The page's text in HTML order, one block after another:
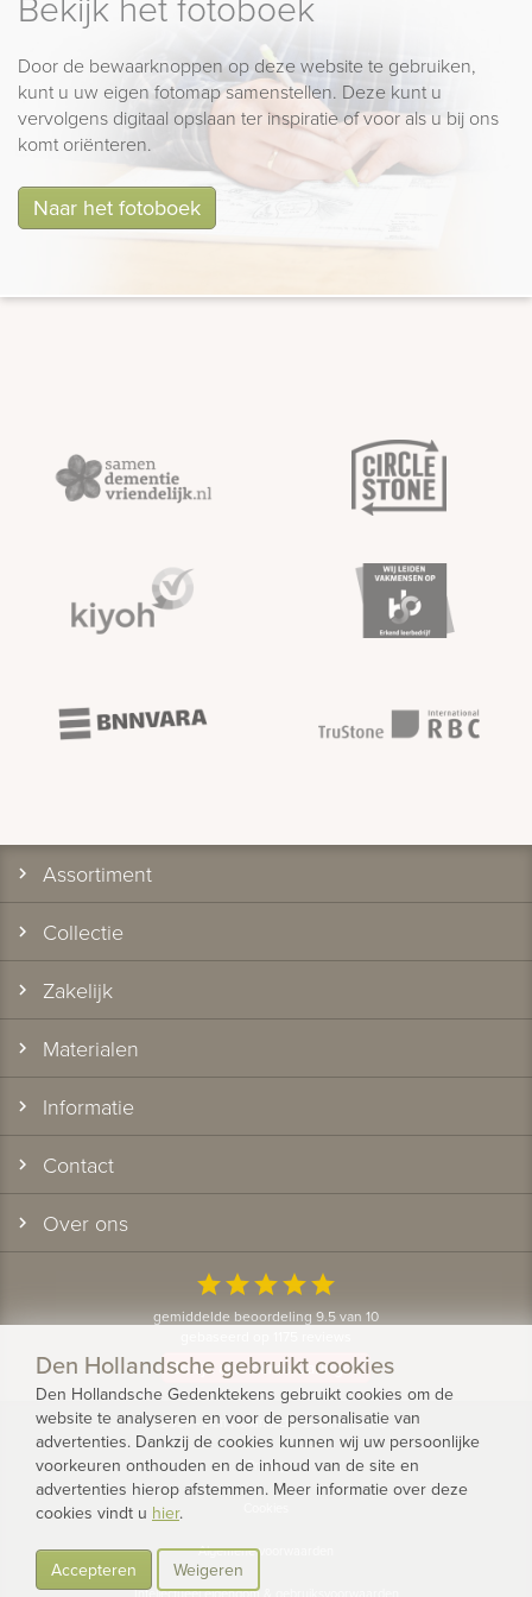
Door de bewaarknoppen op deze website te gebruiken,
kunt u uw eigen fotomap samenstellen. Deze kunt u
vervolgens digitaal opslaan ter inspiratie of voor als u bij ons
komt oriënteren.
Naar het fotoboek
Assortiment
Collectie
Zakelijk
Materialen
Informatie
Contact
Over ons
starstarstarstarstar
gemiddelde beoordeling 9.5 van 10
Bekijk alle klantervaringen
© 2026 - Den Hollandsche Gedenktekens
Privacy
Algemene voorwaarden
Den Hollandsche gebruikt cookies
Den Hollandsche Gedenktekens gebruikt cookies om de
website te analyseren en voor de personalisatie van
advertenties. Dankzij de cookies kunnen wij uw persoonlijke
voorkeuren onthouden en de inhoud van de site en
advertenties hierop afstemmen. Meer informatie over deze
cookies vindt u hier.
Accepteren Weigeren